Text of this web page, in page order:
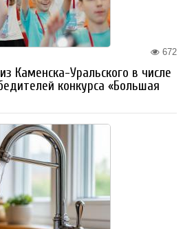
672
Каменска-Уральского в числе
конкурса «Большая